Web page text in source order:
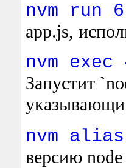
nvm run
app.js,
nvm
Запустит
nvm
версию